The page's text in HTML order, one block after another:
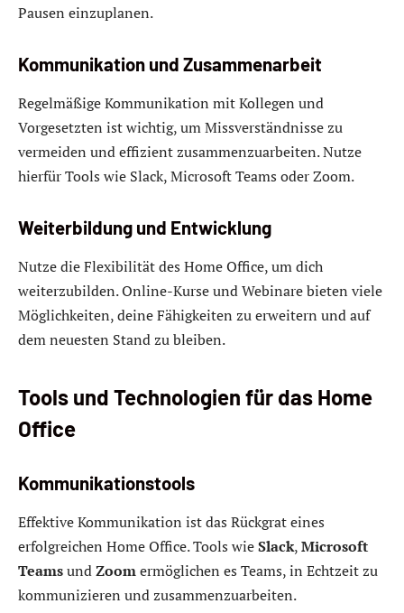
Pausen einzuplanen.
Kommunikation und Zusammenarbeit
Regelmäßige Kommunikation mit Kollegen und
Vorgesetzten ist wichtig, um Missverständnisse zu
vermeiden und effizient zusammenzuarbeiten. Nutze
hierfür Tools wie Slack, Microsoft Teams oder Zoom.
Weiterbildung und Entwicklung
Nutze die Flexibilität des Home Office, um dich
weiterzubilden. Online-Kurse und Webinare bieten viele
Möglichkeiten, deine Fähigkeiten zu erweitern und auf
dem neuesten Stand zu bleiben.
Tools und Technologien für das Home
Office
Kommunikationstools
Effektive Kommunikation ist das Rückgrat eines
erfolgreichen Home Office. Tools wieSlack,Microsoft
TeamsundZoomermöglichen es Teams, in Echtzeit zu
kommunizieren und zusammenzuarbeiten.